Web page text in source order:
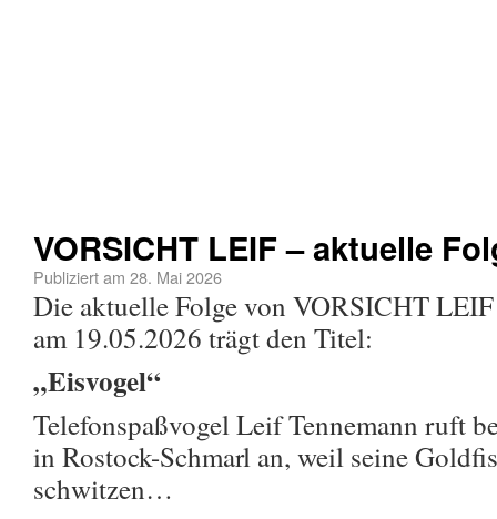
VORSICHT LEIF – aktuelle
Publiziert am 28. Mai 2026
Die aktuelle Folge von VORSICHT
am 19.05.2026 trägt den Titel:
„Eisvogel“
Telefonspaßvogel Leif Tennemann ruft
in Rostock-Schmarl an, weil seine
schwitzen…